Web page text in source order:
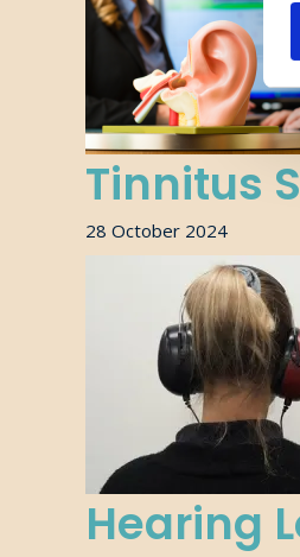
Tinnitus
28 October 2024
Hearing